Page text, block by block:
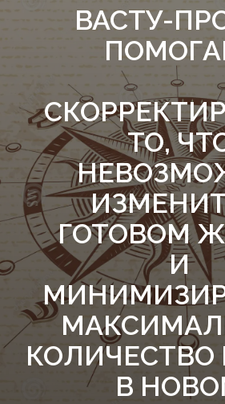
ВАСТУ-
ТО,
ГОТОВОМ
И
КОЛИЧЕСТВО
В